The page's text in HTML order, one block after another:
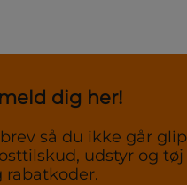
dig her!
så du ikke går glip
udstyr og tøj
rabatkoder.